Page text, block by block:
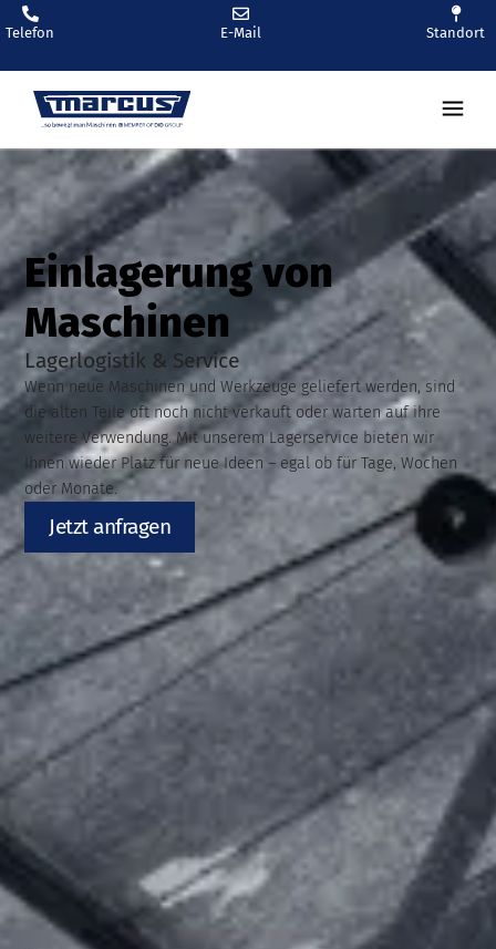
Telefon E-Mail Standort
Einlagerung von
Maschinen
Lagerlogistik & Service
Wenn neue Maschinen und Werkzeuge geliefert werden, sind
die alten Teile oft noch nicht verkauft oder warten auf ihre
weitere Verwendung. Mit unserem Lagerservice bieten wir
Ihnen wieder Platz für neue Ideen – egal ob für Tage, Wochen
oder Monate.
Jetzt anfragen